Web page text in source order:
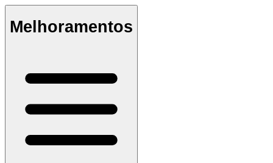
Melhoramentos